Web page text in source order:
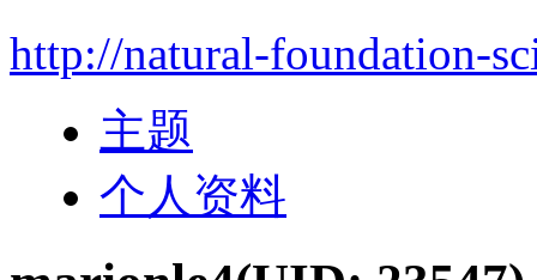
http://natural-foundation-
主题
个人资料